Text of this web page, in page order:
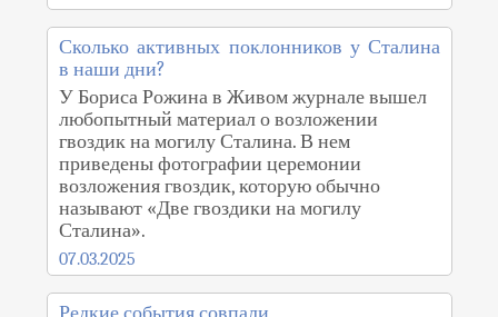
Сколько активных поклонников у Сталина
в наши дни?
У Бориса Рожина в Живом журнале вышел
любопытный материал о возложении
гвоздик на могилу Сталина. В нем
приведены фотографии церемонии
возложения гвоздик, которую обычно
называют «Две гвоздики на могилу
Сталина».
07.03.2025